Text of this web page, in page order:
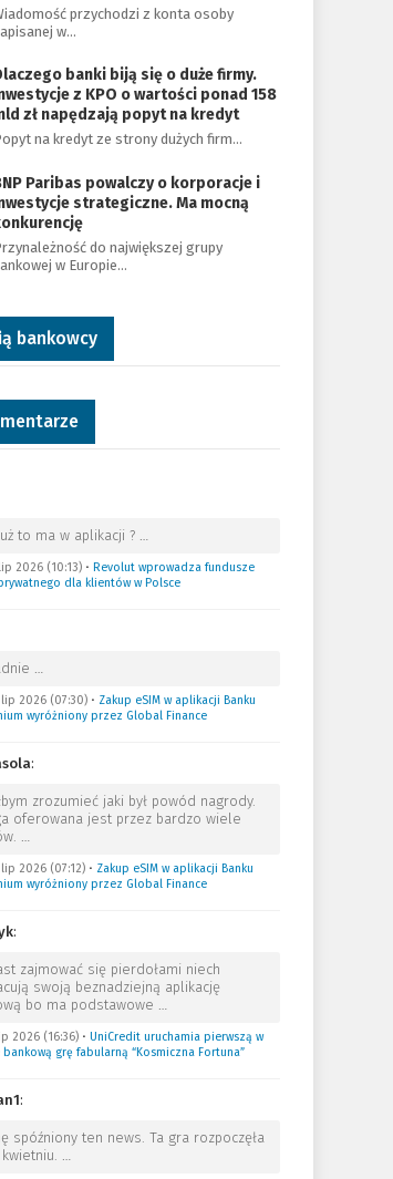
przychodzi z konta osoby
w…
banki biją się o duże firmy.
z KPO o wartości ponad 158
zł napędzają popyt na kredyt
na kredyt ze strony dużych firm…
Paribas powalczy o korporacje i
strategiczne. Ma mocną
do największej grupy
w Europie…
bankowcy
to ma w aplikacji ? …
2026 (10:13)• Revolut wprowadza fundusze
dla klientów w Polsce
…
lip 2026 (07:30)• Zakup eSIM w aplikacji Banku
wyróżniony przez Global Finance
:
zrozumieć jaki był powód nagrody.
oferowana jest przez bardzo wiele
…
lip 2026 (07:12)• Zakup eSIM w aplikacji Banku
wyróżniony przez Global Finance
:
zajmować się pierdołami niech
swoją beznadziejną aplikację
bo ma podstawowe …
2026 (16:36)• UniCredit uruchamia pierwszą w
bankową grę fabularną “Kosmiczna Fortuna”
:
spóźniony ten news. Ta gra rozpoczęła
…